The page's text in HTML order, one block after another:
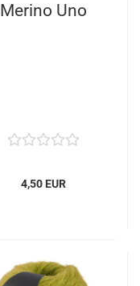
Merino Uno
4,50 EUR